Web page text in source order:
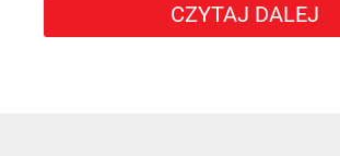
CZYTAJ DALEJ